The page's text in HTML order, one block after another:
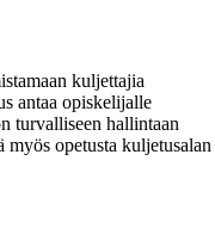
kuljettajia
antaa opiskelijalle
turvalliseen hallintaan
myös opetusta kuljetusalan